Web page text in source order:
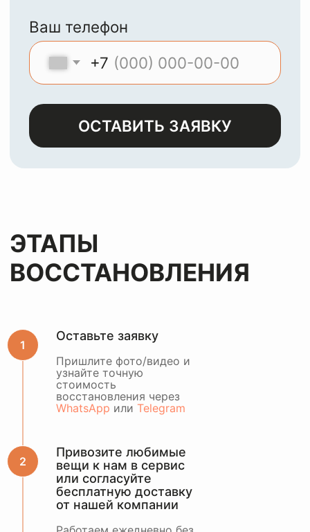
Оставьте заявку
Пришлите фото/видео и
узнайте точную
стоимость
восстановления через
WhatsApp или Telegram
Привозите любимые
вещи к нам в сервис
или согласуйте
бесплатную доставку
от нашей компании
ОСТАВИТЬ ЗАЯВКУ
МЫЧИСТИМ И
ВОССТАНАВЛИВАЕМ
ЛЮБЫЕ ИЗДЕЛИЯ ИЗ
ЛАКА И НУБУКА
Оставьте заявку и мы с
радостью вернемвашим
или оценить по
WhatsApp